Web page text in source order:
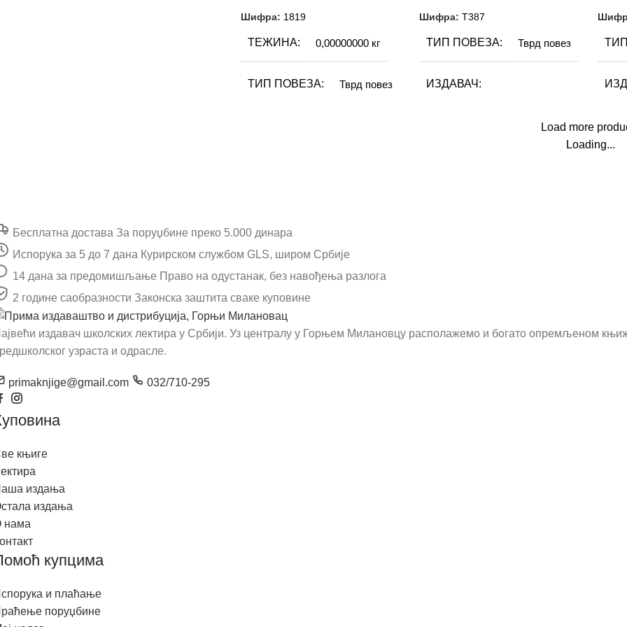
ПИСМО
Шифра: 1819
ТЕЖИНА 0,00000000 кг
ТИП ПОВЕЗА Тврд повез
БРОЈ СТРАНИЦА
Ћирилица
Шифра: Т387
ТИП ПОВЕЗА Тврд повез
ИЗДАВАЧ
Load more
Loading...
Бесплатна достава За поруџбине преко 5.000 динара
Испорука за 5 до 7 дана Курирском службом GLS, широм Србије
14 дана за предомишљање Право на одустанак, без навођења разлога
2 године саобразности Законска заштита сваке куповине
издавач школских лектира у Србији. Уз централу у Горњем Милановцу располажемо и богато опремљеном
узраста и одрасле.
primaknjige@gmail.com 032/710-295
књиге
издања
издања
нама
купцима
и плаћање
поруџбине